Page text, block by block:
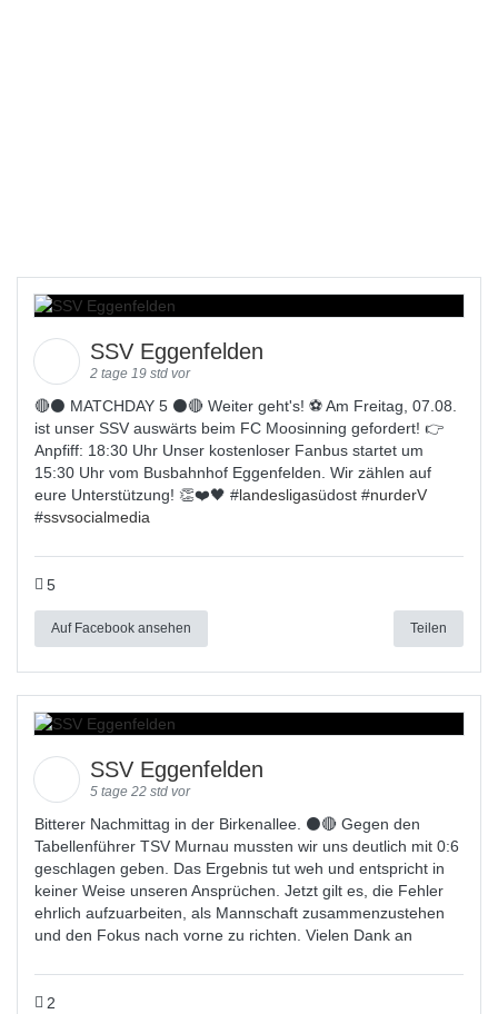
SSV Eggenfelden
2 tage 19 std vor
🔴⚫️ MATCHDAY 5 ⚫️🔴 Weiter geht's! ⚽ Am Freitag, 07.08.
ist unser SSV auswärts beim FC Moosinning gefordert! 👉
Anpfiff: 18:30 Uhr Unser kostenloser Fanbus startet um
15:30 Uhr vom Busbahnhof Eggenfelden. Wir zählen auf
eure Unterstützung! 👏❤️🖤 #landesligasüdost #nurderV
#ssvsocialmedia
5
Auf Facebook ansehen Teilen
SSV Eggenfelden
5 tage 22 std vor
Bitterer Nachmittag in der Birkenallee. ⚫🔴 Gegen den
Tabellenführer TSV Murnau mussten wir uns deutlich mit 0:6
geschlagen geben. Das Ergebnis tut weh und entspricht in
keiner Weise unseren Ansprüchen. Jetzt gilt es, die Fehler
ehrlich aufzuarbeiten, als Mannschaft zusammenzustehen
und den Fokus nach vorne zu richten. Vielen Dank an
2